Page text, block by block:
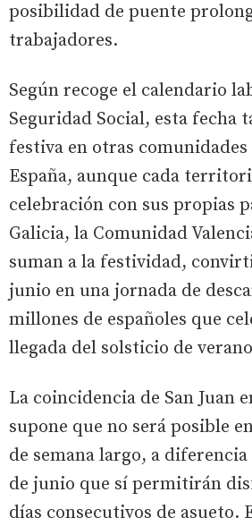
posibilidad de puente
trabajadores.
Según recoge el calendario
Seguridad Social, esta fecha
festiva en otras
España, aunque cada
celebración con sus propias
Galicia, la Comunidad
suman a la festividad,
junio en una jornada de
millones de españoles que
llegada del solsticio de
La coincidencia de San Juan
supone que no será posible
de semana largo, a
de junio que sí permitirán
días consecutivos de asueto.